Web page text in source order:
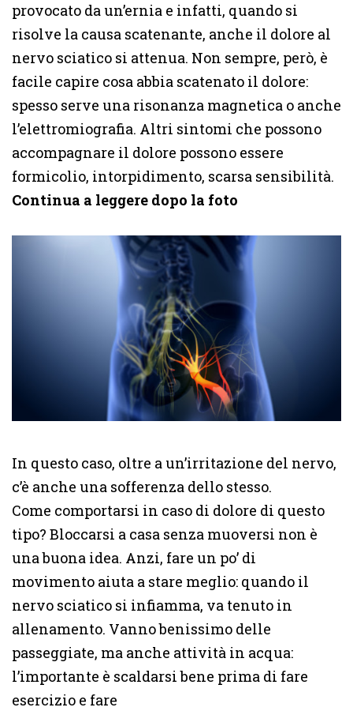
provocato da un’ernia e infatti, quando si
risolve la causa scatenante, anche il dolore al
nervo sciatico si attenua. Non sempre, però, è
facile capire cosa abbia scatenato il dolore:
spesso serve una risonanza magnetica o anche
l’elettromiografia. Altri sintomi che possono
accompagnare il dolore possono essere
formicolio, intorpidimento, scarsa sensibilità.
Continua a leggere dopo la foto
In questo caso, oltre a un’irritazione del nervo,
c’è anche una sofferenza dello stesso.
Come comportarsi in caso di dolore di questo
tipo? Bloccarsi a casa senza muoversi non è
una buona idea. Anzi, fare un po’ di
movimento aiuta a stare meglio: quando il
nervo sciatico si infiamma, va tenuto in
allenamento. Vanno benissimo delle
passeggiate, ma anche attività in acqua:
l’importante è scaldarsi bene prima di fare
esercizio e fare